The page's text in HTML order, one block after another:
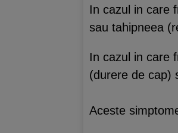
In cazul in care
sau tahipneea
In cazul in care
(durere de cap)
Aceste